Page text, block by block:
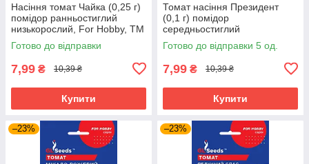
Насіння томат Чайка (0,25 г)
помідор ранньостиглий
низькорослий, For Hobby, TM
GL Seeds
Готово до відправки
7,99 ₴ 10,39 ₴
Купити
Томат насіння Президент
(0,1 г) помідор
середньостиглий
високорослий, For Hobby, TM
GL Seeds
Готово до відправки 5 од.
7,99 ₴ 10,39 ₴
Купити
–23% –23%